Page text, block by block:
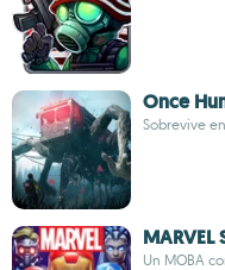
Once
Sobrevive
MARVEL
Un MOBA